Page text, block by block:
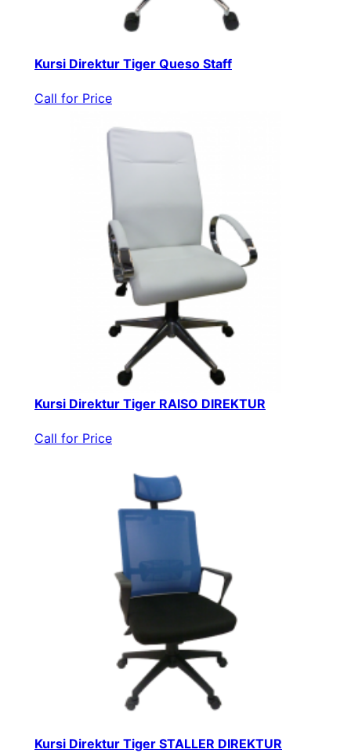
Kursi Direktur Tiger Queso Staff
Call for Price
Kursi Direktur Tiger RAISO DIREKTUR
Call for Price
Kursi Direktur Tiger STALLER DIREKTUR